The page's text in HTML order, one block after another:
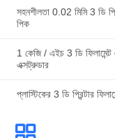
সহনশীলতা 0.02 মিমি 3 ডি
পিক
1 কেজি / এইচ 3 ডি ফিলামেন্ট
এক্সট্রুডার
প্লাস্টিকের 3 ডি প্রিন্টার